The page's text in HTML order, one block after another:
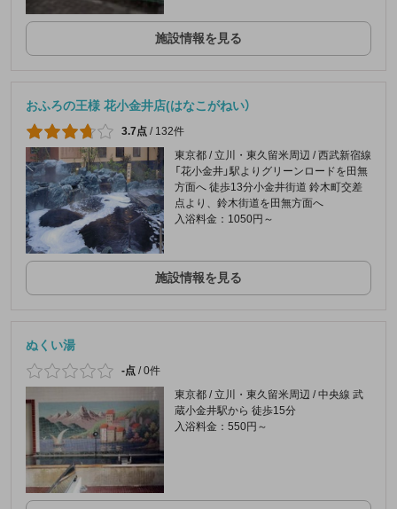
施設情報を見る
おふろの王様 花小金井店(はなこがねい）
3.7点 / 132件
東京都 / 立川・東久留米周辺 / 西武新宿線
「花小金井」駅よりグリーンロードを田無
方面へ 徒歩13分小金井街道 鈴木町交差
点より、鈴木街道を田無方面へ
入浴料金：1050円～
施設情報を見る
ぬくい湯
-点 /0件
東京都 / 立川・東久留米周辺 / 中央線 武
蔵小金井駅から 徒歩15分
入浴料金：550円～